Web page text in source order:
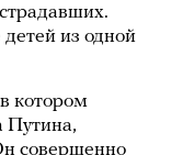
из одной
котором
Путина,
совершенно